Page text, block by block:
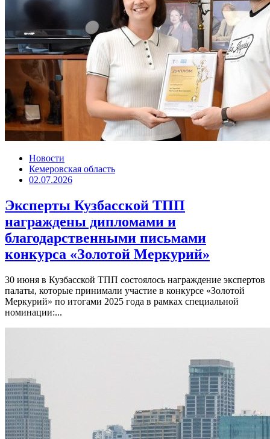
Новости
Кемеровская область
02.07.2026
Эксперты Кузбасской ТПП
награждены дипломами и
благодарственными письмами
конкурса «Золотой Меркурий»
30 июня в Кузбасской ТПП состоялось награждение экспертов
палаты, которые принимали участие в конкурсе «Золотой
Меркурий» по итогами 2025 года в рамках специальной
номинации:...